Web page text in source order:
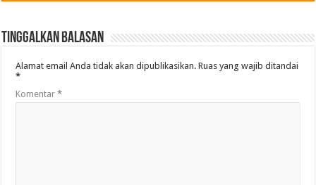
Tinggalkan Balasan
Alamat email Anda tidak akan dipublikasikan. Ruas yang wajib ditandai
*
Komentar*